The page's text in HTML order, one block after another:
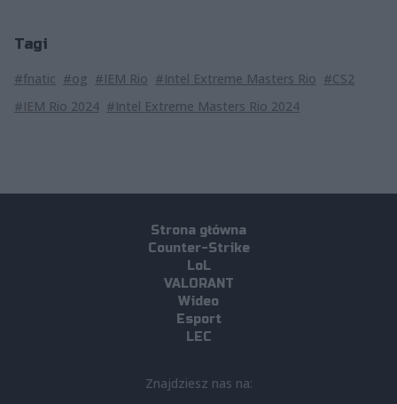
Tagi
#fnatic #og #IEM Rio #Intel Extreme Masters Rio #CS2
#IEM Rio 2024 #Intel Extreme Masters Rio 2024
Strona główna
Counter-Strike
LoL
VALORANT
Wideo
Esport
LEC
Znajdziesz nas na: